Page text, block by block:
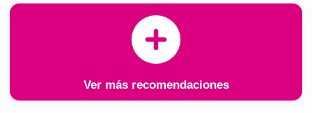
Ver más recomendaciones